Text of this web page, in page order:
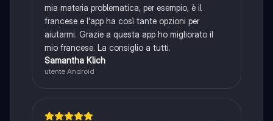
mia materia problematica, per esempio, è il
francese e l'app ha così tante opzioni per
aiutarmi. Grazie a questa app ho migliorato il
mio francese. La consiglio a tutti.
Samantha Klich
utente Android